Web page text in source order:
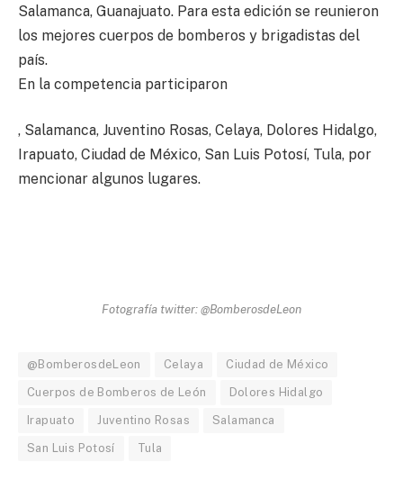
Salamanca, Guanajuato. Para esta edición se reunieron
los mejores cuerpos de bomberos y brigadistas del
país.
En la competencia participaron
, Salamanca, Juventino Rosas, Celaya, Dolores Hidalgo,
Irapuato, Ciudad de México, San Luis Potosí, Tula, por
mencionar algunos lugares.
Fotografía twitter: @BomberosdeLeon
@BomberosdeLeon Celaya Ciudad de México
Cuerpos de Bomberos de León Dolores Hidalgo
Irapuato Juventino Rosas Salamanca
San Luis Potosí Tula